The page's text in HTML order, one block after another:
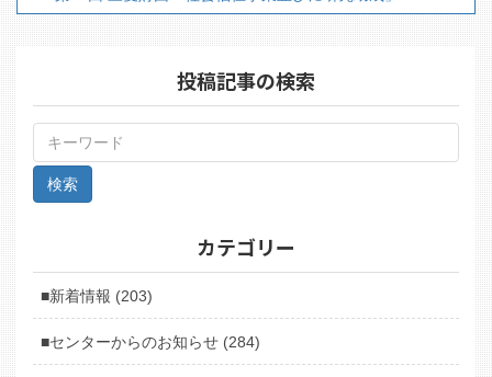
投稿記事の検索
カテゴリー
■新着情報 (203)
■センターからのお知らせ (284)